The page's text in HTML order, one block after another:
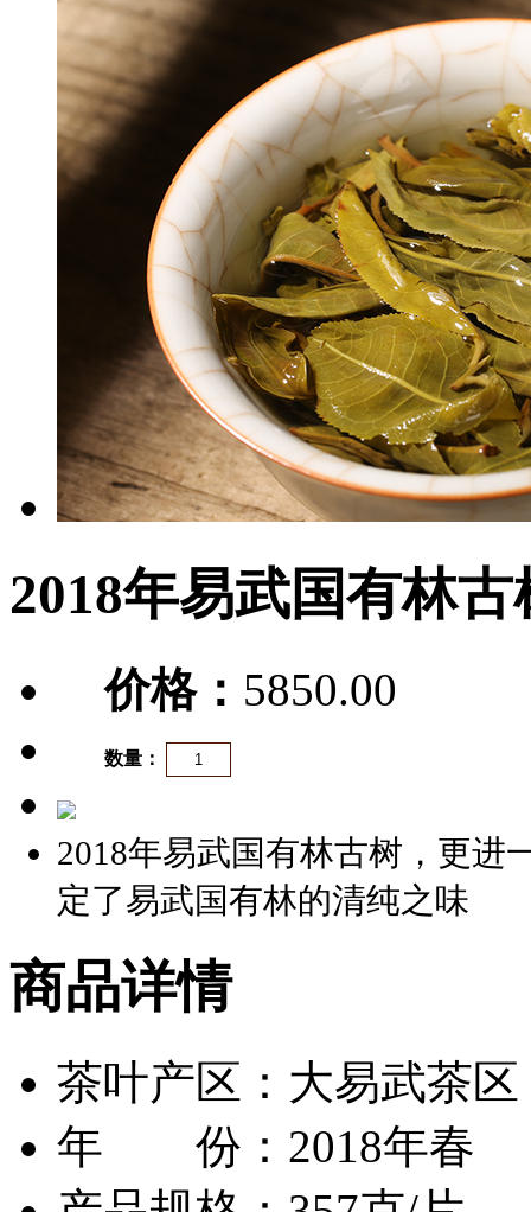
2018年易武国有林
价格： 5850.00
数量：
2018年易武国有林古树，更进
定了易武国有林的清纯之味
商品详情
茶叶产区：大易武茶区
年 份：2018年春